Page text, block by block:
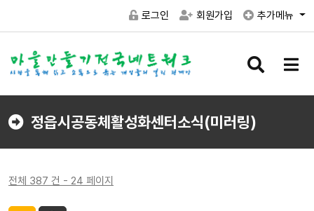
로그인 회원가입 추가메뉴
검
버
튼
메
버
정읍시공동체활성화센터소식(미러링)
전체 387 건 - 24 페이지